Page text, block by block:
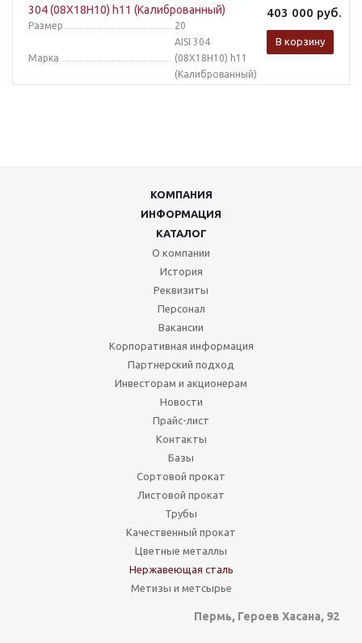
304 (08Х18Н10) h11 (Калиброванный)
Размер 20
Марка
AISI 304
(08Х18Н10) h11
(Калиброванный)
403 000 руб.
В корзину
КОМПАНИЯ
ИНФОРМАЦИЯ
КАТАЛОГ
О компании
История
Реквизиты
Персонал
Вакансии
Корпоративная информация
Партнерский подход
Инвесторам и акционерам
Новости
Прайс-лист
Контакты
Базы
Сортовой прокат
Листовой прокат
Трубы
Качественный прокат
Цветные металлы
Нержавеющая сталь
Метизы и метсырье
Пермь, Героев Хасана, 92